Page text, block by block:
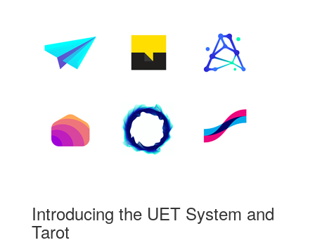
Introducing the UET System and
Tarot